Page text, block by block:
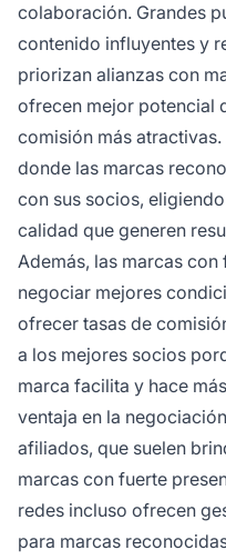
colaboración. Grandes
contenido influyentes y
priorizan alianzas con
ofrecen mejor potencial
comisión más
donde las marcas
con sus socios,
calidad que generen
Además, las marcas
negociar mejores
ofrecer tasas de
a los mejores socios
marca facilita y hace
ventaja en la
afiliados, que suelen
marcas con fuerte
redes incluso ofrecen
para marcas